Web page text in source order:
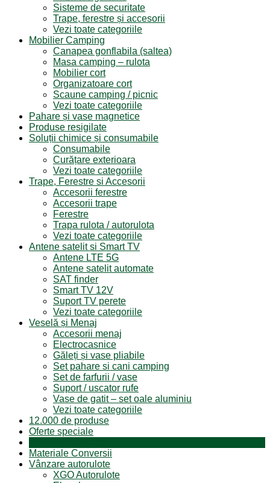
Sisteme de securitate
Trape, ferestre și accesorii
Vezi toate categoriile
Mobilier Camping
Canapea gonflabila (saltea)
Masa camping – rulota
Mobilier cort
Organizatoare cort
Scaune camping / picnic
Vezi toate categoriile
Pahare și vase magnetice
Produse resigilate
Soluții chimice și consumabile
Consumabile
Curățare exterioara
Vezi toate categoriile
Trape, Ferestre si Accesorii
Accesorii ferestre
Accesorii trape
Ferestre
Trapa rulota / autorulota
Vezi toate categoriile
Antene satelit si Smart TV
Antene LTE 5G
Antene satelit automate
SAT finder
Smart TV 12V
Suport TV perete
Vezi toate categoriile
Veselă și Menaj
Accesorii menaj
Electrocasnice
Găleți și vase pliabile
Set pahare si cani camping
Set de farfurii / vase
Suport / uscator rufe
Vase de gatit – set oale aluminiu
Vezi toate categoriile
12.000 de produse
Oferte speciale
Materiale Conversii
Vânzare autorulote
XGO Autorulote